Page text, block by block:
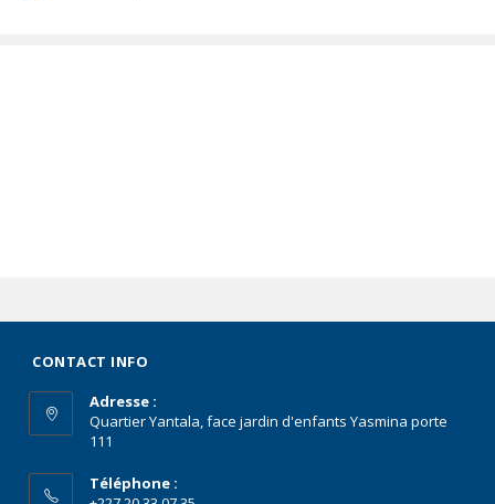
CONTACT INFO
Adresse :
Quartier Yantala, face jardin d'enfants Yasmina porte
111
Téléphone :